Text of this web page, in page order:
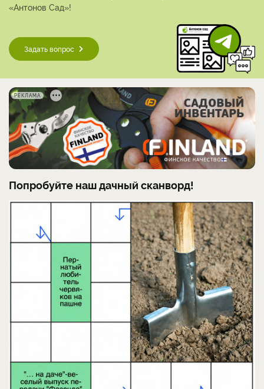
«Антонов Сад»!
Задать вопрос
РЕКЛАМА
Попробуйте наш дачный сканворд!